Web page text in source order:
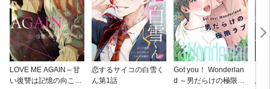
LOVE ME AGAIN～甘
い復讐は記憶の向こう
恋するサイコの白雪く
ん第1話
Got you！ Wonderlan
d ～男だらけの極限ラ
鳥